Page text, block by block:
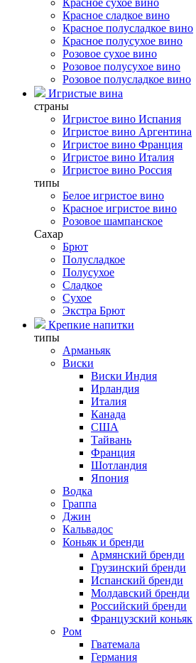
Красное сухое вино
Красное сладкое вино
Красное полусладкое вино
Красное полусухое вино
Розовое сухое вино
Розовое полусухое вино
Розовое полусладкое вино
Игристые вина
страны
Игристое вино Испания
Игристое вино Аргентина
Игристое вино Франция
Игристое вино Италия
Игристое вино Россия
типы
Белое игристое вино
Красное игристое вино
Розовое шампанское
Сахар
Брют
Полусладкое
Полусухое
Сладкое
Сухое
Экстра Брют
Крепкие напитки
типы
Арманьяк
Виски
Виски Индия
Ирландия
Италия
Канада
США
Тайвань
Франция
Шотландия
Япония
Водка
Граппа
Джин
Кальвадос
Коньяк и бренди
Армянский бренди
Грузинский бренди
Испанский бренди
Молдавский бренди
Российский бренди
Французский коньяк
Ром
Гватемала
Германия